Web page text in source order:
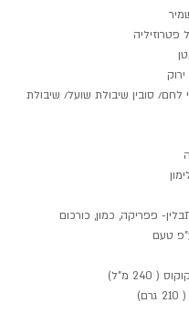
לחם/ סובין שיבולת שועל/ שיבולת
טעם